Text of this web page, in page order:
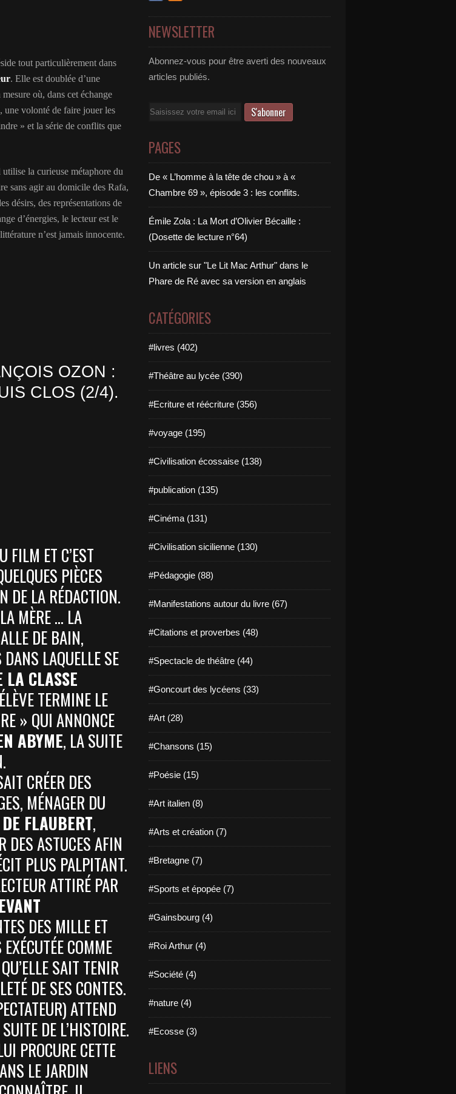
tout particulièrement dans
. Elle est doublée d’une
où, dans cet échange
une volonté de faire jouer les
» et la série de conflits que
la curieuse métaphore du
sans agir au domicile des Rafa,
désirs, des représentations de
d’énergies, le lecteur est le
n’est jamais innocente.
OZON :
CLOS (2/4).
FILM ET C’EST
PIÈCES
DE LA RÉDACTION.
MÈRE ... LA
DE BAIN,
LAQUELLE SE
LA CLASSE
TERMINE LE
» QUI ANNONCE
ABYME, LA SUITE
CRÉER DES
MÉNAGER DU
FLAUBERT,
DES ASTUCES AFIN
PLUS PALPITANT.
ATTIRÉ PAR
DES MILLE ET
COMME
SAIT TENIR
DE SES CONTES.
ATTEND
DE L’HISTOIRE.
PROCURE CETTE
LE JARDIN
NEWSLETTER
Abonnez-vous pour être averti des nouveaux
articles publiés.
Email
PAGES
De « L’homme à la tête de chou » à «
Chambre 69 », épisode 3 : les conflits.
Émile Zola : La Mort d’Olivier Bécaille :
(Dosette de lecture n°64)
Un article sur "Le Lit Mac Arthur" dans le
Phare de Ré avec sa version en anglais
CATÉGORIES
#livres (402)
#Théâtre au lycée (390)
#Ecriture et réécriture (356)
#voyage (195)
#Civilisation écossaise (138)
#publication (135)
#Cinéma (131)
#Civilisation sicilienne (130)
#Pédagogie (88)
#Manifestations autour du livre (67)
#Citations et proverbes (48)
#Spectacle de théâtre (44)
#Goncourt des lycéens (33)
#Art (28)
#Chansons (15)
#Poésie (15)
#Art italien (8)
#Arts et création (7)
#Bretagne (7)
#Sports et épopée (7)
#Gainsbourg (4)
#Roi Arthur (4)
#Société (4)
#nature (4)
#Ecosse (3)
LIENS